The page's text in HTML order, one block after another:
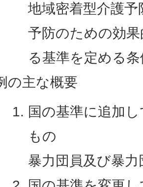
地域密着型介護
予防のための効
る基準を定める
の主な概要
国の基準に追加
もの
暴力団員及び暴